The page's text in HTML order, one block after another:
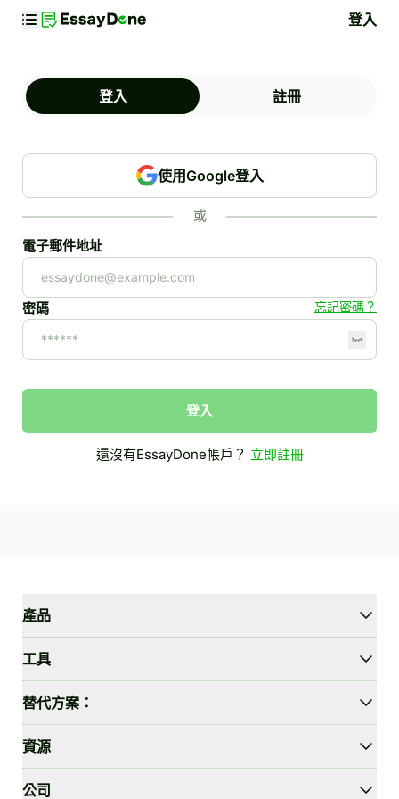
登入
登入 註冊
使用Google登入
或
電子郵件地址
密碼 忘記密碼？
登入
還沒有EssayDone帳戶？ 立即註冊
產品
人性化工具
工具
AI翻譯
繞過GPTZero
替代方案：
Undetectable.ai
資源
公司